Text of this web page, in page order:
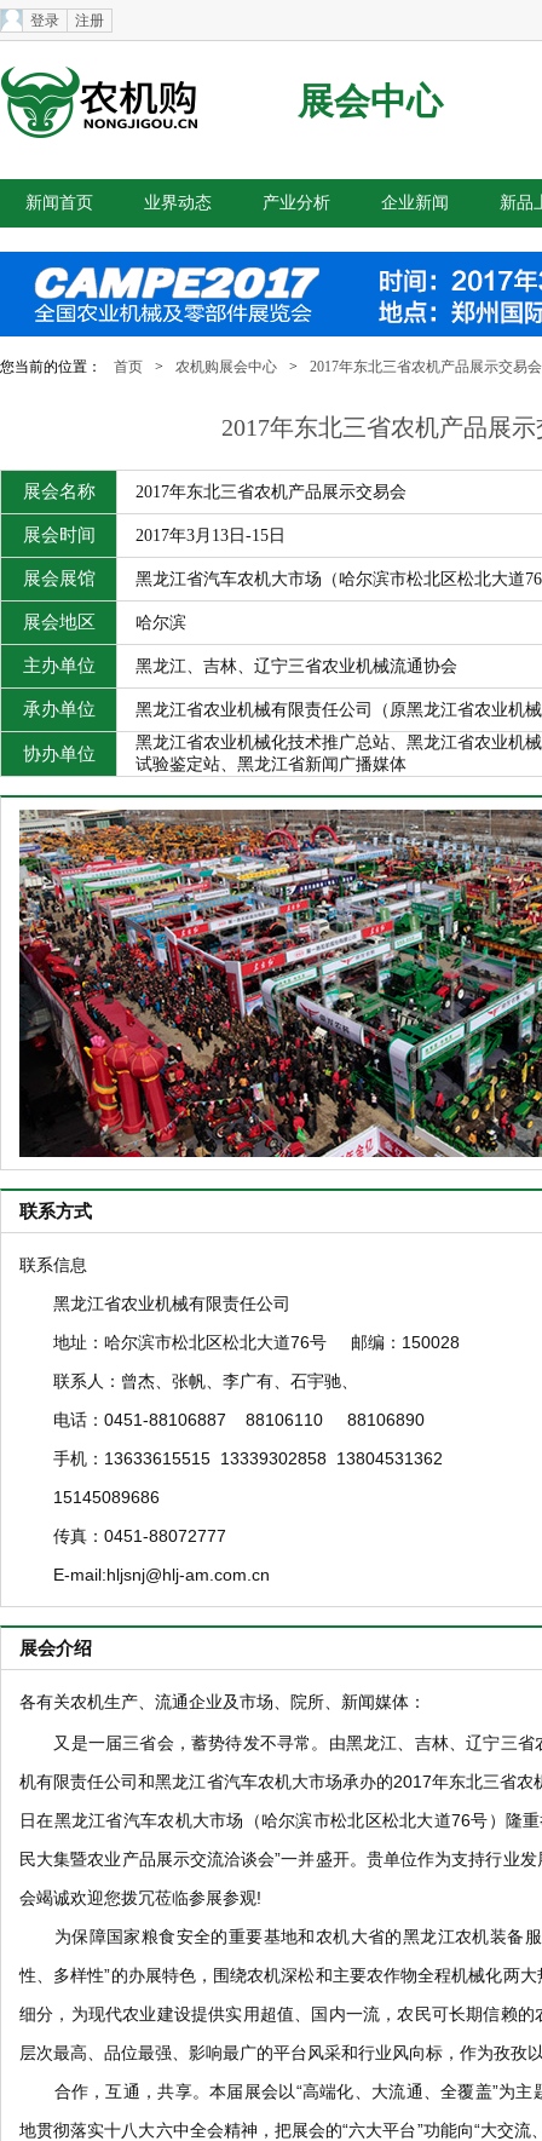
登录 注册
展会中心
新闻首页 业界动态 产业分析 企业新闻 新品
您当前的位置： 首页 > 农机购展会中心 > 2017年东北三省农机产品展示交易会
2017年东北三省农机产品展
展会名称 2017年东北三省农机产品展示交易会
展会时间 2017年3月13日-15日
展会展馆 黑龙江省汽车农机大市场（哈尔滨市松北区松北大道
展会地区 哈尔滨
主办单位 黑龙江、吉林、辽宁三省农业机械流通协会
承办单位 黑龙江省农业机械有限责任公司（原黑龙江省农业机
协办单位
黑龙江省农业机械化技术推广总站、黑龙江省农业机
试验鉴定站、黑龙江省新闻广播媒体
联系方式
联系信息
黑龙江省农业机械有限责任公司
地址：哈尔滨市松北区松北大道76号 邮编：150028
联系人：曾杰、张帆、李广有、石宇驰、
电话：0451-88106887 88106110 88106890
手机：13633615515 13339302858 13804531362
15145089686
传真：0451-88072777
E-mail:hljsnj@hlj-am.com.cn
展会介绍
各有关农机生产、流通企业及市场、院所、新闻媒体：
又是一届三省会，蓄势待发不寻常。由黑龙江、吉林、辽宁三省
机有限责任公司和黑龙江省汽车农机大市场承办的2017年东北三省
日在黑龙江省汽车农机大市场（哈尔滨市松北区松北大道76号）隆
民大集暨农业产品展示交流洽谈会”一并盛开。贵单位作为支持行业
会竭诚欢迎您拨冗莅临参展参观!
为保障国家粮食安全的重要基地和农机大省的黑龙江农机装备服
性、多样性”的办展特色，围绕农机深松和主要农作物全程机械化两
细分，为现代农业建设提供实用超值、国内一流，农民可长期信赖
层次最高、品位最强、影响最广的平台风采和行业风向标，作为孜孜
合作，互通，共享。本届展会以“高端化、大流通、全覆盖”为主
地贯彻落实十八大六中全会精神，把展会的“六大平台”功能向“大交流